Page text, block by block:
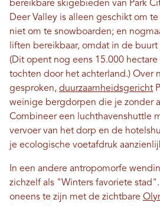
bereikbare skigebieden van Park
Deer Valley is alleen geschikt om
niet om te snowboarden; en
liften bereikbaar, omdat in de buurt
(Dit opent nog eens 15.000
tochten door het achterland.) Over
gesproken, duurzaamheidsgericht
weinige bergdorpen die je zonder
Combineer een luchthavenshuttle
vervoer van het dorp en de
je ecologische voetafdruk
In een andere antropomorfe
zichzelf als "Winters favoriete
oneens te zijn met de zichtbare